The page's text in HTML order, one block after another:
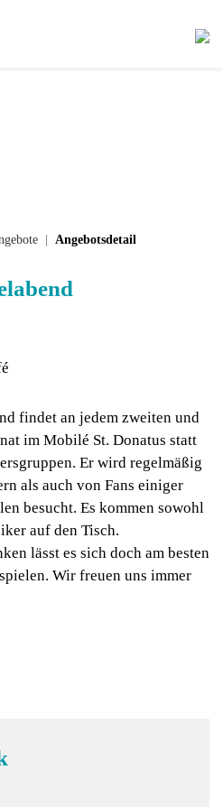
Angebotsdetail
findet an jedem zweiten und
im Mobilé St. Donatus statt
Er wird regelmäßig
als auch von Fans einiger
besucht. Es kommen sowohl
auf den Tisch.
lässt es sich doch am besten
Wir freuen uns immer